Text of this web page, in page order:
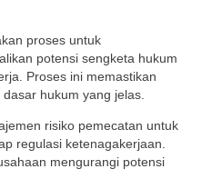
proses untuk
potensi sengketa hukum
Proses ini memastikan
hukum yang jelas.
risiko pemecatan untuk
regulasi ketenagakerjaan.
mengurangi potensi